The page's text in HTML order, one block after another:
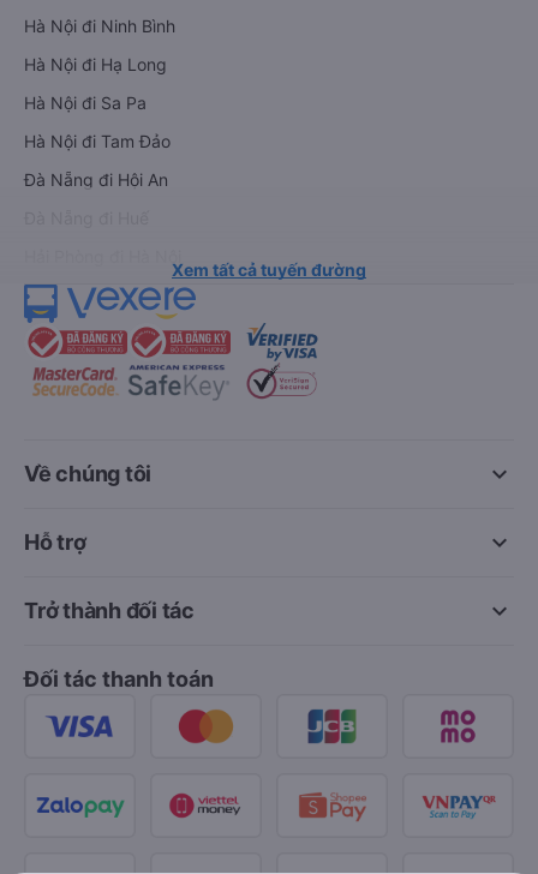
Hà Nội đi Ninh Bình
Hà Nội đi Hạ Long
Hà Nội đi Sa Pa
Hà Nội đi Tam Đảo
Đà Nẵng đi Hội An
Xem tất cả tuyến đường
keyboard_arrow_down
Về chúng tôi
keyboard_arrow_down
Hỗ trợ
keyboard_arrow_down
Trở thành đối tác
Đối tác thanh toán